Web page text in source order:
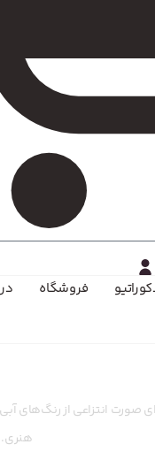
فروشگاه
صورت انتزاعی از رنگ‌های
هنری.